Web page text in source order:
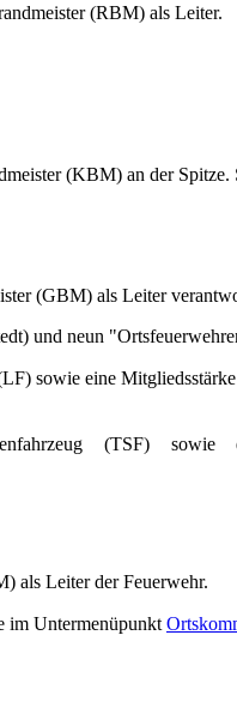
(RBM) als Leiter.
(KBM) an der
(GBM) als Leiter
und neun
sowie eine
(TSF)
als Leiter der Feuerwehr.
im Untermenüpunkt